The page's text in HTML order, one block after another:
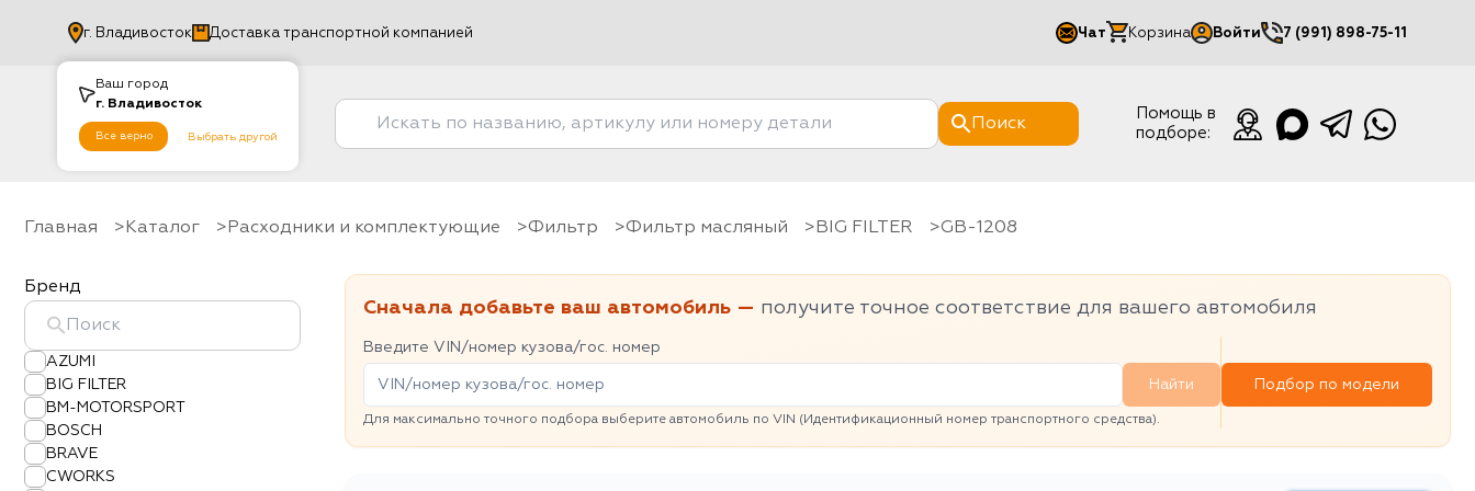
Ваш город
г. Владивосток
Все верно Выбрать другой
г. Владивосток Доставка транспортной компанией Чат Корзина Войти
Мой кабинет
7 (991) 898-75-11
Поиск
Помощь в
подборе:
Главная Каталог Расходники и комплектующие фильтр Фильтр масляный BIG FILTER GB-1208
Бренд
AZUMI
BIG FILTER
BM-MOTORSPORT
BOSCH
BRAVE
CWORKS
Сначала добавьте ваш автомобиль — получите точное соответствие для вашего автомобиля
Введите VIN/номер кузова/гос. номер
Найти
Для максимально точного подбора выберите автомобиль по VIN (Идентификационный номер транспортного средства).
Подбор по модели